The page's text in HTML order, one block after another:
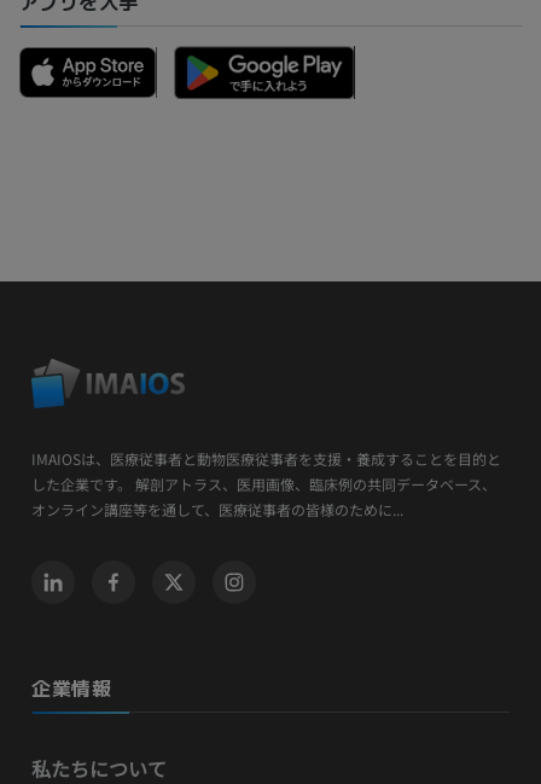
IMAIOSは、医療従事者と動物医療従事者を支援・養成することを目的と
した企業です。 解剖アトラス、医用画像、臨床例の共同データベース、
オンライン講座等を通して、医療従事者の皆様のために...
企業情報
私たちについて